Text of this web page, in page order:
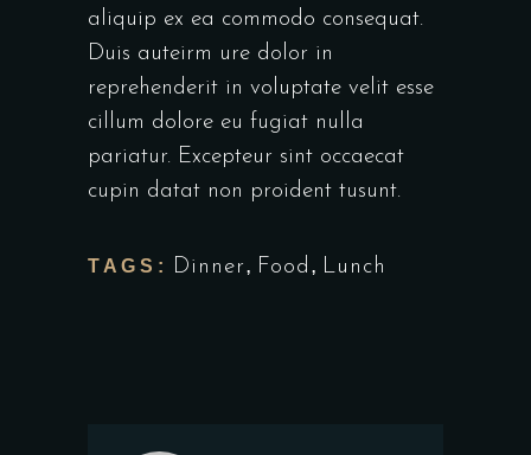
aliquip ex ea commodo consequat.
Duis auteirm ure dolor in
reprehenderit in voluptate velit esse
cillum dolore eu fugiat nulla
pariatur. Excepteur sint occaecat
cupin datat non proident tusunt.
TAGS: Dinner, Food , Lunch